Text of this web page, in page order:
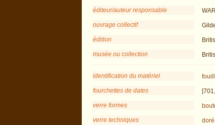
éditeur/auteur responsable
ouvrage collectif
édition
musée ou collection
identification du matériel
fourchettes de dates
verre formes
verre techniques
doré